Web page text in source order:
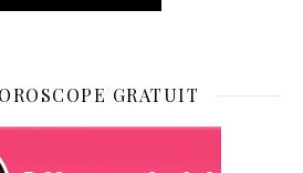
GRATUIT